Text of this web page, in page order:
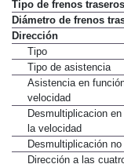
Tipo de frenos traseros
Diámetro de frenos
Dirección
Tipo
Tipo de asistencia
Asistencia en función
velocidad
Desmultiplicacion en
la velocidad
Desmultiplicación no